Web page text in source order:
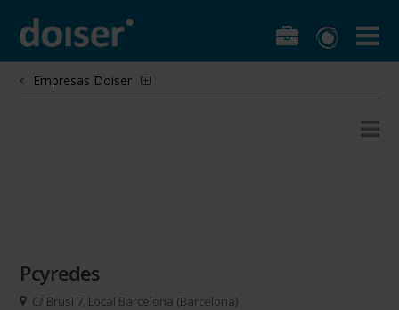
Empresas Doiser
Pcyredes
C/ Brusi 7, Local Barcelona (Barcelona)